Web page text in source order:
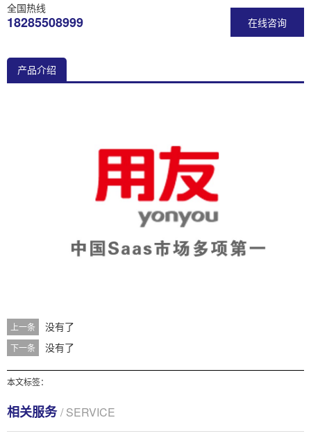
在线咨询
全国热线
18285508999
产品介绍
上一条 没有了
下一条 没有了
本文标签：
相关服务/ SERVICE